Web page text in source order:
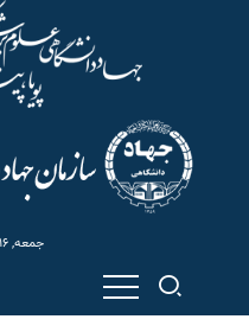
جمعه, ۱۶ام مرداد , ۱۴۰۵